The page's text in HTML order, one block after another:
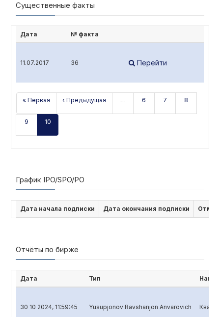
Существенные факты
Дата № факта
11.07.2017 36 Перейти
« Первая ‹ Предыдущая … 6 7 8
9 10
График IPO/SPO/PO
Дата начала подписки Дата окончания подписки
Отчёты по бирже
Дата Тип
30 10 2024, 11:59:45 Yusupjonov Ravshanjon Anvarovich